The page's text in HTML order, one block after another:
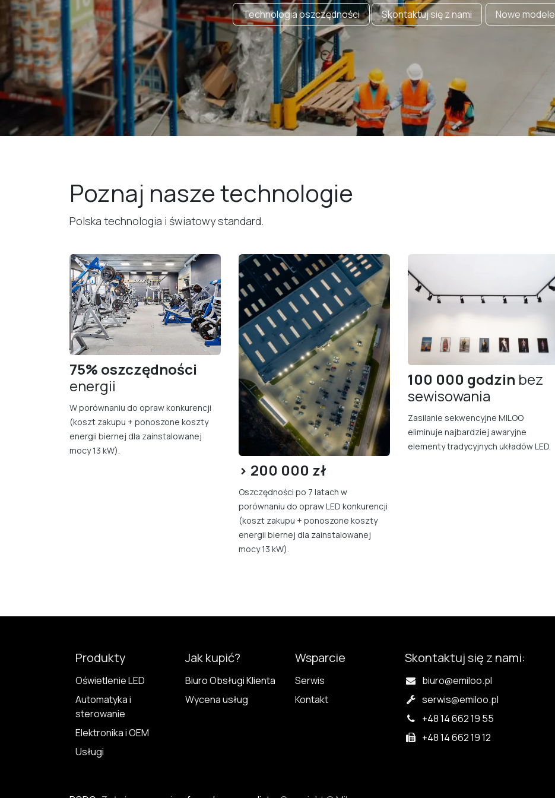
Technologia oszczędności Skontaktuj się z nami Nowe mode​​le
Poznaj nasze technologie
Polska technologia i światowy standard.
75% oszczędności
energii
W porównaniu do opraw konkurencji
(koszt zakupu + ponoszone koszty
energii biernej dla zainstalowanej
mocy 13 kW).
> 200 000 zł
Oszczędności po 7 latach w
porównaniu do opraw LED konkurencji
(koszt zakupu + ponoszone koszty
energii biernej dla zainstalowanej
mocy 13 kW).
100 000 godzin bez
sewisowania
Zasilanie sekwencyjne MILOO
eliminuje najbardziej awaryjne
elementy tradycyjnych układów LED.
Produkty
Oświetlenie LED
Automatyka i
sterowanie
Elektronika i OEM
Usługi
Jak kupić?
Biuro Obsługi Klienta
Wycena usług
Wsparcie
Serwis
Kontakt
Skontaktuj się z nami:
biuro@emiloo.pl
serwis@emiloo.pl
+48 14 662 19 55
+48 14 662 19 12